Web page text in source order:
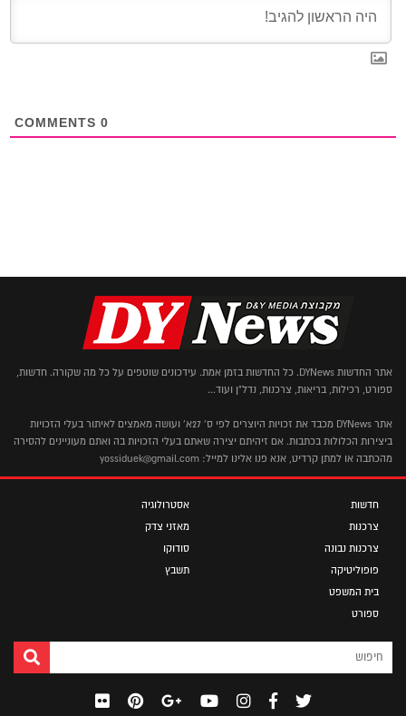
0
אתר החדשות DYNews. כל החדשות בזמן אמת. עידכונים שוטפים על כל מה שקורה. חדשות,
ספורט, רכילות, בריאות, צרכנות, נדל"ן ועוד...
אתר DYNews מכבד את זכויות היוצרים לפי ס' 27א' ועושה מאמצים לאיתור בעלי הזכויות
ביצירות הכלולות בכתבות. אם זיהיתם יצירה שאתם בעלי הזכויות בה ואתם מעוניינים להסירה
מהכתבה או למתן קרדיט, אנא פנו אלינו למייל: yossiduek@gmail.com
חדשות
צרכנות
צרכנות נבונה
פופוליטיקה
בית המשפט
ספורט
אסטרולוגיה
מאזני צדק
סודוקו
תשבץ